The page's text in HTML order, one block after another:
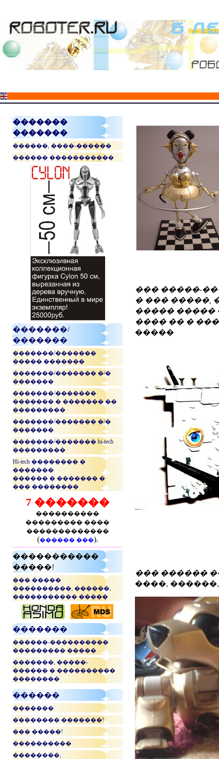
�������
�������
������, ����-������
������ �����������
�������/
�������
�������/�������
����� �������
�������/������� �/�
�������
�������/�������
������� � ������� ��
���������
�������/������� �/�
�������
�������/������� hi-tech
���������
Hi-tech �������� �
�������
������ � ������� �
��� ��������
7 �������
����������
��������� ����
�������������
(������ ���).
�����������
�����!
��� �����
����������, ������,
����������� �����
�������
������-����������
��������� �����
�������, �����-
������ � ����������
��������
������
�������
�������� �������!
��� �����!
����������
��������,
��� �����-
� ��� �����,
����� �����
���� �� �
�����
��� ������
����, ������,